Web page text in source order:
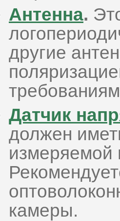
Антенна.
другие
Датчик
должен
измеряемой
камеры.